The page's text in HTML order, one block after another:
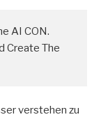
AI CON.
Create The
verstehen zu